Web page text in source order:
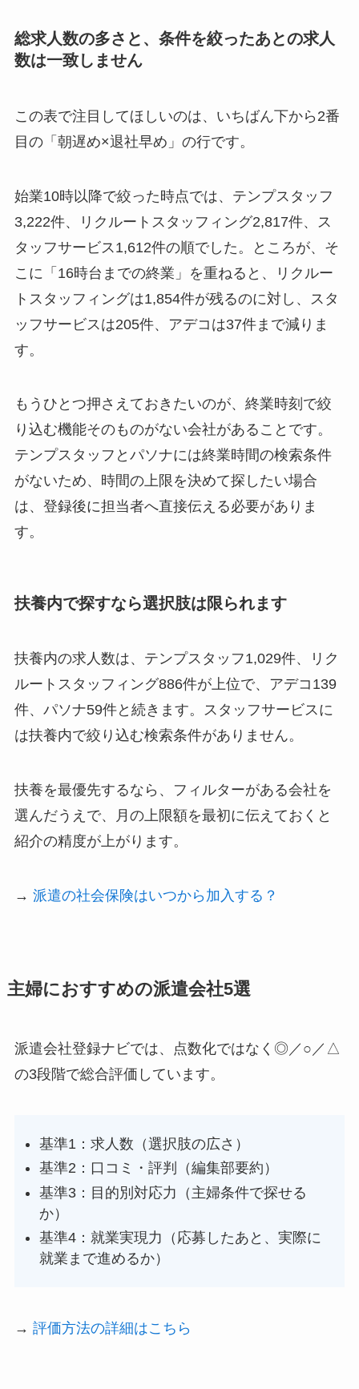
総求人数の多さと、条件を絞ったあとの求人
数は一致しません
この表で注目してほしいのは、いちばん下から2番
目の「朝遅め×退社早め」の行です。
始業10時以降で絞った時点では、テンプスタッフ
3,222件、リクルートスタッフィング2,817件、ス
タッフサービス1,612件の順でした。ところが、そ
こに「16時台までの終業」を重ねると、リクルー
トスタッフィングは1,854件が残るのに対し、スタ
ッフサービスは205件、アデコは37件まで減りま
す。
もうひとつ押さえておきたいのが、終業時刻で絞
り込む機能そのものがない会社があることです。
テンプスタッフとパソナには終業時間の検索条件
がないため、時間の上限を決めて探したい場合
は、登録後に担当者へ直接伝える必要がありま
す。
扶養内で探すなら選択肢は限られます
扶養内の求人数は、テンプスタッフ1,029件、リク
ルートスタッフィング886件が上位で、アデコ139
件、パソナ59件と続きます。スタッフサービスに
は扶養内で絞り込む検索条件がありません。
扶養を最優先するなら、フィルターがある会社を
選んだうえで、月の上限額を最初に伝えておくと
紹介の精度が上がります。
→ 派遣の社会保険はいつから加入する？
主婦におすすめの派遣会社5選
派遣会社登録ナビでは、点数化ではなく◎／○／△
の3段階で総合評価しています。
基準1：求人数（選択肢の広さ）
基準2：口コミ・評判（編集部要約）
基準3：目的別対応力（主婦条件で探せる
か）
基準4：就業実現力（応募したあと、実際に
就業まで進めるか）
→ 評価方法の詳細はこちら